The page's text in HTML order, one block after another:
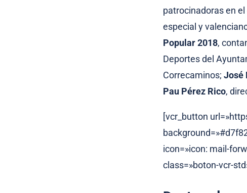
patrocinadoras en
especial y
Popular 2018,
Deportes del
Correcaminos; José
Pau Pérez Rico,
[vcr_button
icon=»icon: mail-
class=»boton-vcr-